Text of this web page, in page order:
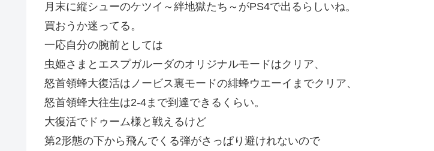
月末に縦シューのケツイ～絆地獄たち～がPS4で出るらしいね。
買おうか迷ってる。
一応自分の腕前としては
虫姫さまとエスプガルーダのオリジナルモードはクリア、
怒首領蜂大復活はノービス裏モードの緋蜂ウエーイまでクリア、
怒首領蜂大往生は2-4まで到達できるくらい。
大復活でドゥーム様と戦えるけど
第2形態の下から飛んでくる弾がさっぱり避けれないので